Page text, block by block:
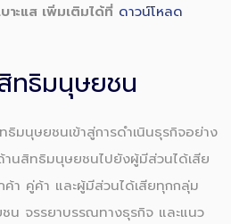
าะแส เพิ่มเติมได้ที่ ดาวน์โหลด
ทธิมนุษยชน
มนุษยชนเข้าสู่การดำเนินธุรกิจอย่าง
านสิทธิมนุษยชนไปยังผู้มีส่วนได้เสีย
า คู่ค้า และผู้มีส่วนได้เสียทุกกลุ่ม
น จรรยาบรรณทางธุรกิจ และแนว